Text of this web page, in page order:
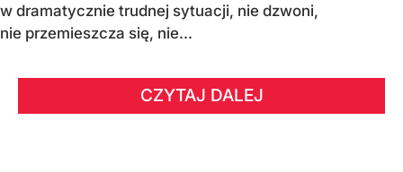
w dramatycznie trudnej sytuacji, nie dzwoni,
nie przemieszcza się, nie...
CZYTAJ DALEJ